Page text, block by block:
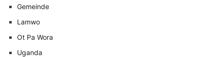
Gemeinde
Lamwo
Ot Pa Wora
Uganda